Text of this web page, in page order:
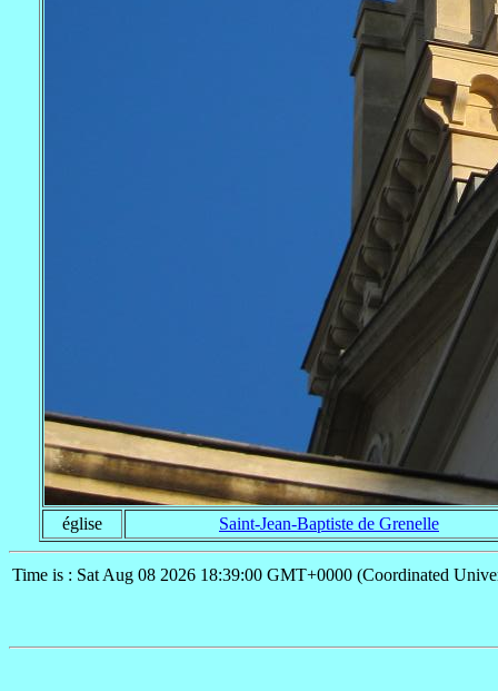
église Saint-Jean-Baptiste de Grenelle
Time is : Sat Aug 08 2026 18:39:00 GMT+0000 (Coordinated